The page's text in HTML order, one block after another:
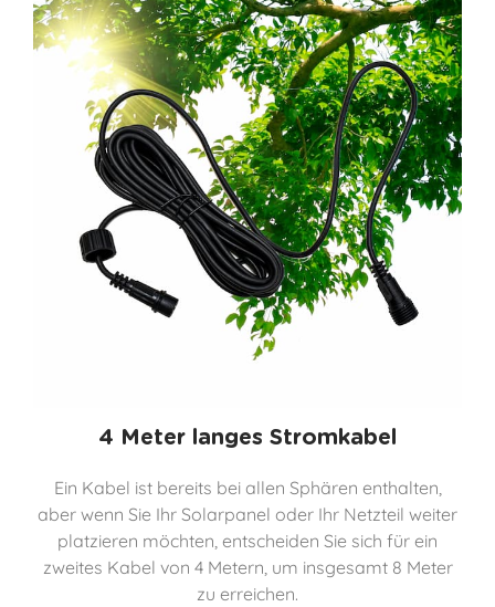
4 Meter langes Stromkabel
Ein Kabel ist bereits bei allen Sphären enthalten,
aber wenn Sie Ihr Solarpanel oder Ihr Netzteil weiter
platzieren möchten, entscheiden Sie sich für ein
zweites Kabel von 4 Metern, um insgesamt 8 Meter
zu erreichen.